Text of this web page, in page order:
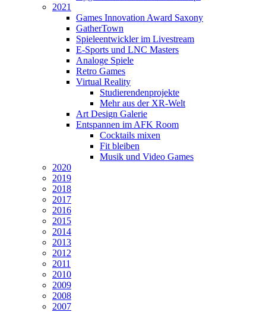
2021
Games Innovation Award Saxony
GatherTown
Spieleentwickler im Livestream
E-Sports und LNC Masters
Analoge Spiele
Retro Games
Virtual Reality
Studierendenprojekte
Mehr aus der XR-Welt
Art Design Galerie
Entspannen im AFK Room
Cocktails mixen
Fit bleiben
Musik und Video Games
2020
2019
2018
2017
2016
2015
2014
2013
2012
2011
2010
2009
2008
2007